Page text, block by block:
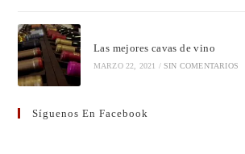
Las mejores cavas de vino
MARZO 22, 2021 / SIN COMENTARIOS
Síguenos En Facebook